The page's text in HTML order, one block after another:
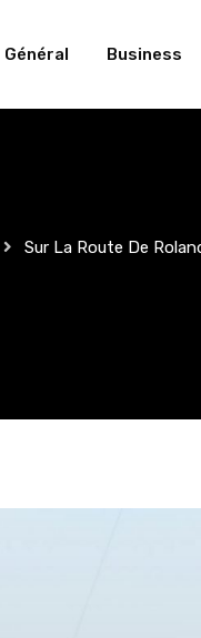
Général Business
Sur La Route De